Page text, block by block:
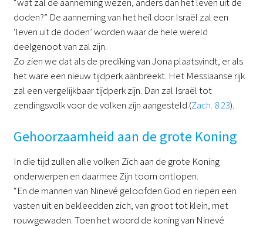
doden?” De aanneming van het heil door Israël zal een
‘leven uit de doden’ worden waar de hele wereld
deelgenoot van zal zijn.
Zo zien we dat als de prediking van Jona plaatsvindt, er als
het ware een nieuw tijdperk aanbreekt. Het Messiaanse rijk
zal een vergelijkbaar tijdperk zijn. Dan zal Israël tot
zendingsvolk voor de volken zijn aangesteld (Zach. 8:23).
Gehoorzaamheid aan de grote Koning
In die tijd zullen alle volken Zich aan de grote Koning
onderwerpen en daarmee Zijn toorn ontlopen.
“En de mannen van Ninevé geloofden God en riepen een
vasten uit en bekleedden zich, van groot tot klein, met
rouwgewaden. Toen het woord de koning van Ninevé